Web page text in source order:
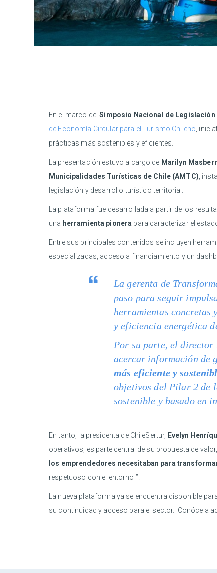
En el marco delSimposio Nacional de
de Economía Circular para el Turismo Chileno ,
prácticas más sostenibles y eficientes.
La presentación estuvo a cargo de Marilyn
Municipalidades Turísticas de Chile (AMTC) ,
legislación y desarrollo turístico territorial.
La plataforma fue desarrollada a partir de los
una herramienta pionera para caracterizar el
Entre sus principales contenidos se incluyen
especializadas, acceso a financiamiento y un
La gerenta de
paso para seguir
herramientas concretas
y eficiencia energética
Por su parte, el director
acercar información de
más eficiente y
objetivos del Pilar 2 de
sostenible y basado en
En tanto, la presidenta de ChileSertur, Evelyn
operativos; es parte central de su propuesta de
los emprendedores necesitaban para
respetuoso con el entorno ”.
La nueva plataforma ya se encuentra disponible
su continuidad y acceso para el sector. ¡Conócela